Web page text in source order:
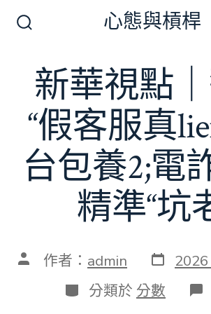
切
換
開
關
心態與槓桿
新華視點
“假客服真
台包養2;電
精準“坑
文 作者： admin 發
表
日
期
2026
分
類
分類於 分數